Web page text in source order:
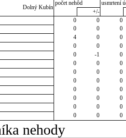
Dolný Kubín
počet nehôd
usmrtení
+/-
0 0
0
0 0
0
4 0
0
0 0
0
0 -1
0
0 0
0
0 0
0
0 0
0
0 0
0
0 0
0
0 0
0
0 0 0
nehody